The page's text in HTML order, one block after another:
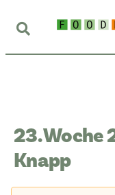
23. Woche
Knapp